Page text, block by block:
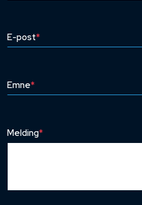
E-post*
Emne*
Melding*